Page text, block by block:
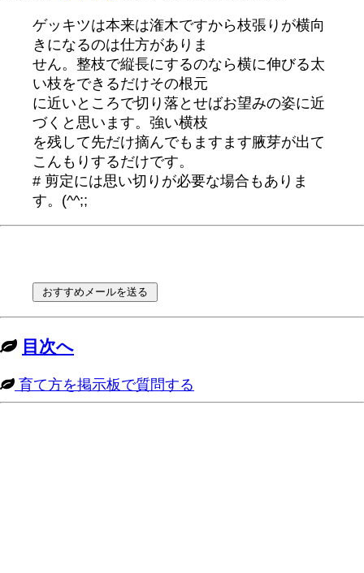
ゲッキツは本来は潅木ですから枝張りが横向
きになるのは仕方がありま
せん。整枝で縦長にするのなら横に伸びる太
い枝をできるだけその根元
に近いところで切り落とせばお望みの姿に近
づくと思います。強い横枝
を残して先だけ摘んでもますます腋芽が出て
こんもりするだけです。
# 剪定には思い切りが必要な場合もありま
す。(^^;;
目次へ
育て方を掲示板で質問する